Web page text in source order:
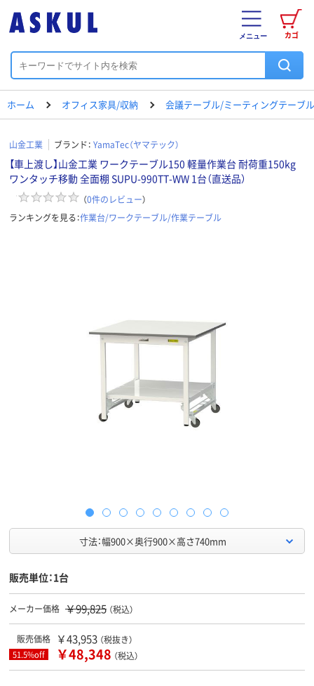
カゴ
メニュー
ホーム オフィス家具/収納 会議テーブル/ミーティングテーブル
山金工業 ブランド： YamaTec（ヤマテック）
【車上渡し】山金工業 ワークテーブル150 軽量作業台 耐荷重150kg
ワンタッチ移動 全面棚 SUPU-990TT-WW 1台（直送品）
（0件のレビュー）
ランキングを見る：作業台/ワークテーブル/作業テーブル
寸法：幅900×奥行900×高さ740mm
販売単位：1台
メーカー価格 ￥99,825 （税込）
販売価格 ￥43,953 （税抜き）
51.5%off ￥48,348 （税込）